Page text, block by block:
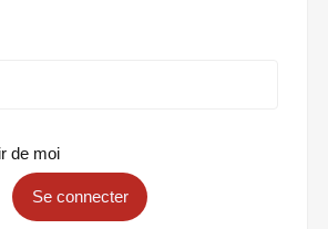
de moi
Se connecter